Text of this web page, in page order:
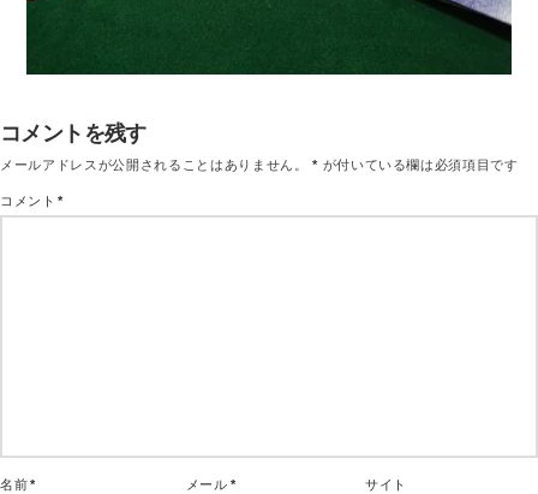
コメントを残す
メールアドレスが公開されることはありません。 * が付いている欄は必須項目です
コメント*
名前* メール* サイト